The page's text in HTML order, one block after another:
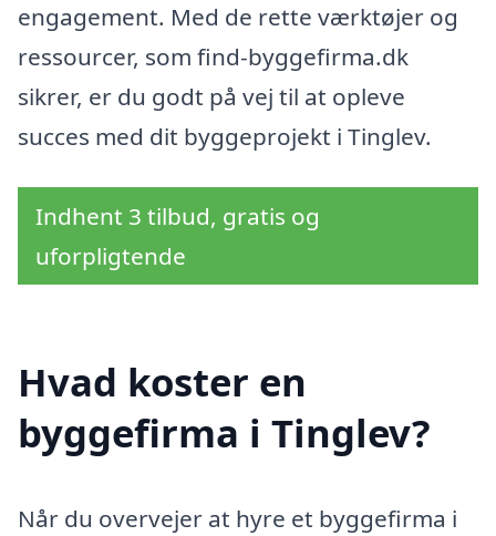
engagement. Med de rette værktøjer og
ressourcer, som find-byggefirma.dk
sikrer, er du godt på vej til at opleve
succes med dit byggeprojekt i Tinglev.
Indhent 3 tilbud, gratis og
uforpligtende
Hvad koster en
byggefirma i Tinglev?
Når du overvejer at hyre et byggefirma i